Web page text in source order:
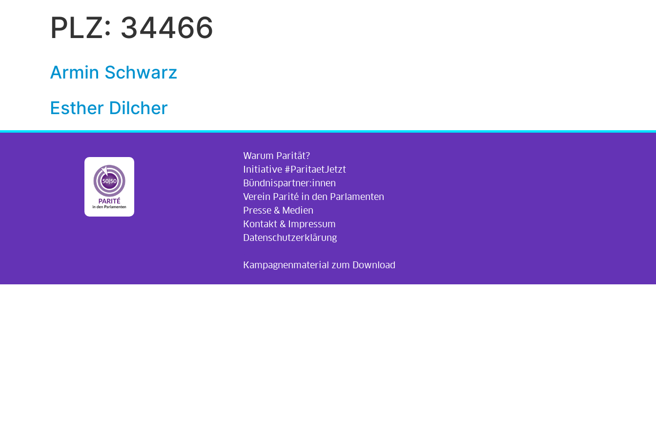
PLZ: 34466
Armin Schwarz
Esther Dilcher
Warum Parität?
Initiative #ParitaetJetzt
Bündnispartner:innen
Verein Parité in den Parlamenten
Presse & Medien
Kontakt & Impressum
Datenschutzerklärung
Kampagnenmaterial zum Download